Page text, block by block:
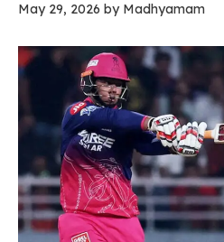
May 29, 2026 by Madhyamam